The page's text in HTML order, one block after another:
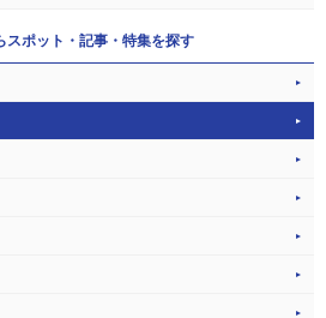
スポット・記事・特集を探す